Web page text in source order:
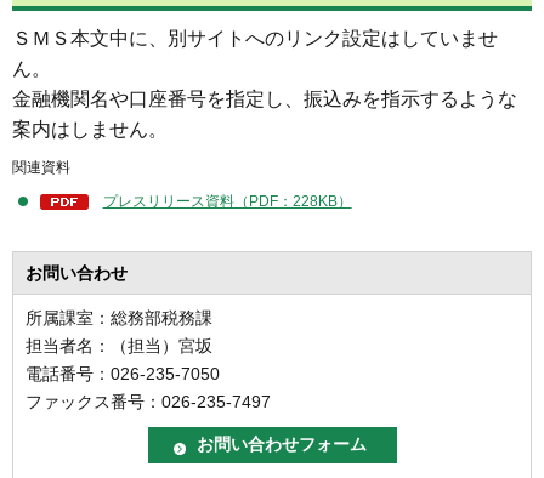
ＳＭＳ本文中に、別サイトへのリンク設定はしていませ
ん。
金融機関名や口座番号を指定し、振込みを指示するような
案内はしません。
関連資料
プレスリリース資料（PDF：228KB）
お問い合わせ
所属課室：総務部税務課
担当者名：（担当）宮坂
電話番号：026-235-7050
ファックス番号：026-235-7497